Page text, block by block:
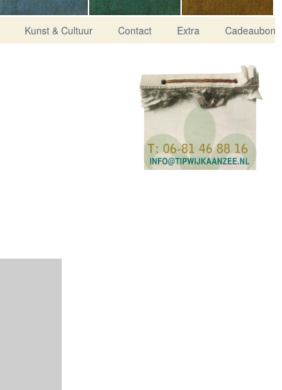
Kunst & Cultuur Contact Extra Cadeaubon